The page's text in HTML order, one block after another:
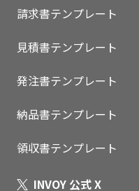
請求書テンプレート
見積書テンプレート
発注書テンプレート
納品書テンプレート
領収書テンプレート
INVOY 公式 X